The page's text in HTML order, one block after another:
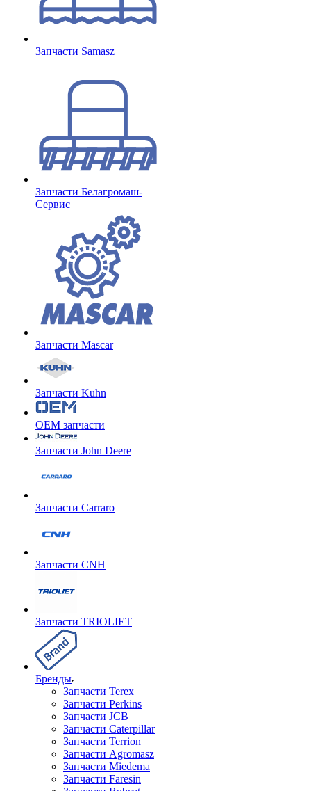
Запчасти Samasz
Запчасти Белагромаш-
Сервис
Запчасти Mascar
Запчасти Kuhn
OEM запчасти
Запчасти John Deere
Запчасти Carraro
Запчасти CNH
Запчасти TRIOLIET
Бренды
Запчасти Terex
Запчасти Perkins
Запчасти JCB
Запчасти Caterpillar
Запчасти Terrion
Запчасти Agromasz
Запчасти Miedema
Запчасти Faresin